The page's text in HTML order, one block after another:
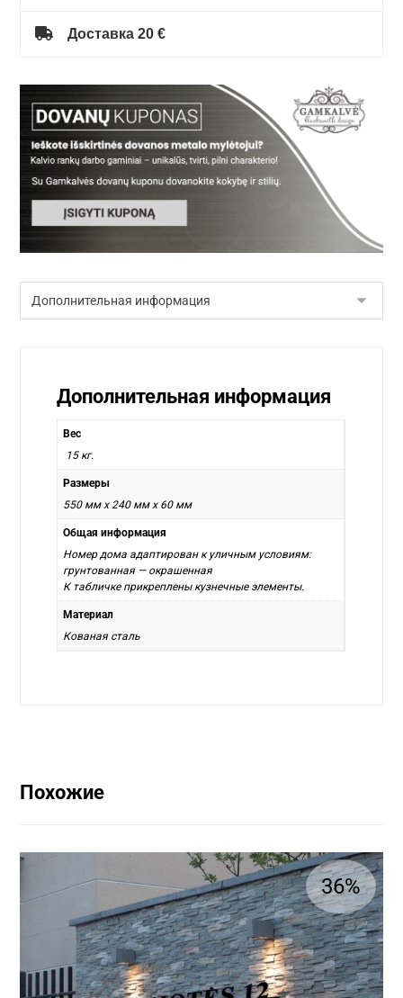
Доставка 20 €
Дополнительная информация
Вес
15 кг.
Размеры
550 мм x 240 мм x 60 мм
Общая информация
Номер дома адаптирован к уличным условиям:
грунтованная — окрашенная
К табличке прикреплены кузнечные элементы.
Материал
Кованая сталь
Похожие
36%